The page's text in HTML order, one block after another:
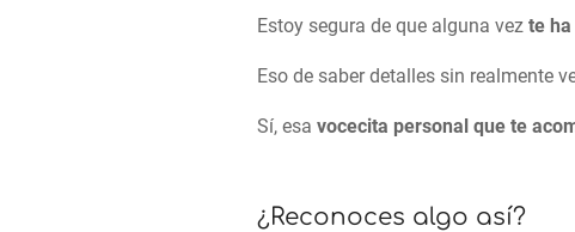
Estoy segura de que alguna vez te
Eso de saber detalles sin realmente
Sí, esa vocecita personal que te
¿Reconoces algo así?